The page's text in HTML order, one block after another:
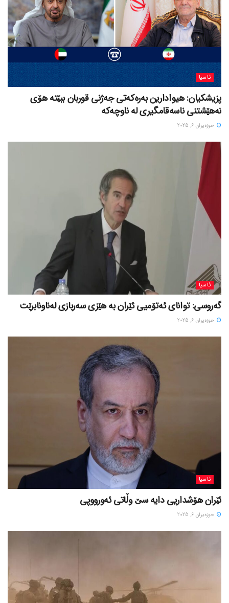
ئاسیا
پزیشکیان: هیوادارین بەرەکەتی جەژنی قوربان ببێتە هۆی
نەهێشتنی ناسەقامگیری لە ناوچەکە
حوزه‌یران 6, 2025
ئاسیا
گەروسی: توانای ئەتۆمیی ئێران بە هێزی سەربازی لەناونابرێت
حوزه‌یران 6, 2025
ئاسیا
ئێران هۆشداریی دایە سێ وڵاتی ئەورووپی
حوزه‌یران 6, 2025